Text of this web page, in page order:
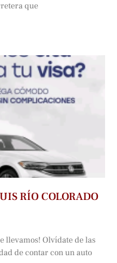
que
RÍO COLORADO
llevamos! Olvídate de las
de contar con un auto